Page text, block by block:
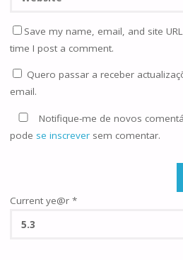
Save my name, email, and site
time I post a comment.
Quero passar a receber
email.
Notifique-me de novos
pode se inscreversem comentar.
Current ye@r *